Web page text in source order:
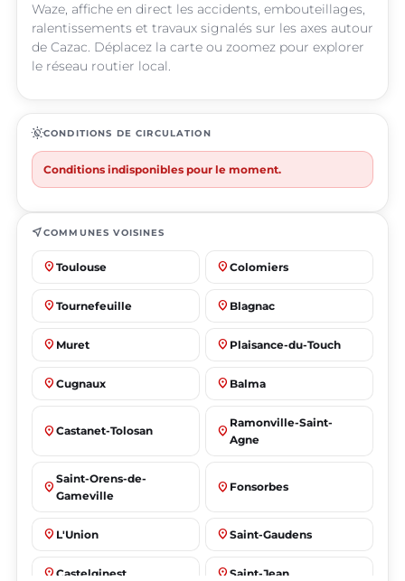
Waze, affiche en direct les accidents, embouteillages,
ralentissements et travaux signalés sur les axes autour
de Cazac. Déplacez la carte ou zoomez pour explorer
le réseau routier local.
routineCONDITIONS DE CIRCULATION
Conditions indisponibles pour le moment.
near_meCOMMUNES VOISINES
place Toulouse place Colomiers
place Tournefeuille place Blagnac
place Muret place Plaisance-du-Touch
place Cugnaux place Balma
place Castanet-Tolosan place
Ramonville-Saint-
Agne
place
Saint-Orens-de-
Gameville
place Fonsorbes
place L'Union place Saint-Gaudens
place Castelginest place Saint-Jean